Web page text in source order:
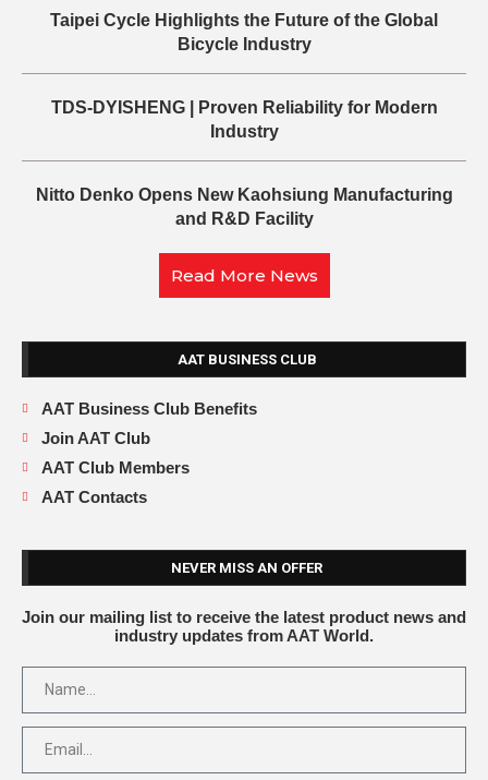
Taipei Cycle Highlights the Future of the Global
Bicycle Industry
TDS-DYISHENG | Proven Reliability for Modern
Industry
Nitto Denko Opens New Kaohsiung Manufacturing
and R&D Facility
Read More News
AAT BUSINESS CLUB
AAT Business Club Benefits
Join AAT Club
AAT Club Members
AAT Contacts
NEVER MISS AN OFFER
Join our mailing list to receive the latest product news and
industry updates from AAT World.